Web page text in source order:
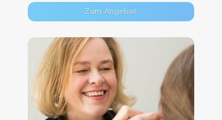
Zum Angebot